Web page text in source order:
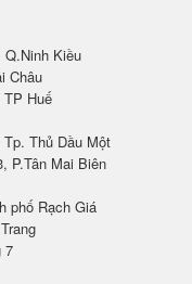
Q.Ninh Kiều
Châu
TP Huế
Thủ Dầu Một
P.Tân Mai Biên
phố Rạch Giá
7